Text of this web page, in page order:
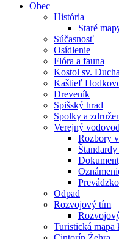
Obec
História
Staré
Súčasnosť
Osídlenie
Flóra a fauna
Kostol sv. Ducha
Kaštieľ
Dreveník
Spišský hrad
Spolky a
Verejný vodovod
Rozbory
Odpad
Rozvojový tím
Turistická mapa